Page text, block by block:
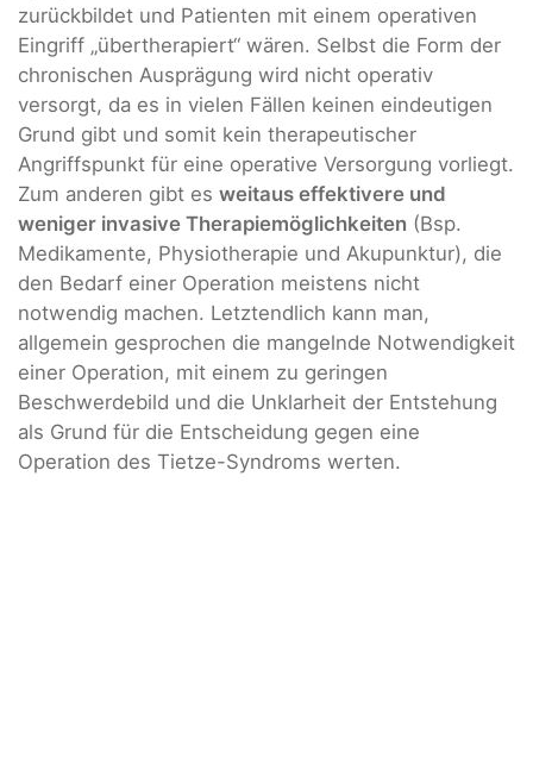
zurückbildet und Patienten mit einem operativen
Eingriff „übertherapiert“ wären. Selbst die Form der
chronischen Ausprägung wird nicht operativ
versorgt, da es in vielen Fällen keinen eindeutigen
Grund gibt und somit kein therapeutischer
Angriffspunkt für eine operative Versorgung vorliegt.
Zum anderen gibt es weitaus effektivere und
weniger invasive Therapiemöglichkeiten (Bsp.
Medikamente, Physiotherapie und Akupunktur), die
den Bedarf einer Operation meistens nicht
notwendig machen. Letztendlich kann man,
allgemein gesprochen die mangelnde Notwendigkeit
einer Operation, mit einem zu geringen
Beschwerdebild und die Unklarheit der Entstehung
als Grund für die Entscheidung gegen eine
Operation des Tietze-Syndroms werten.